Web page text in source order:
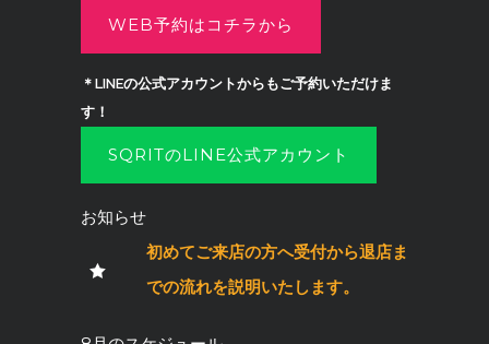
WEB予約はコチラから
＊LINEの公式アカウントからもご予約いただけま
す！
SQRITのLINE公式アカウント
お知らせ
初めてご来店の方へ受付から退店ま
での流れを説明いたします。